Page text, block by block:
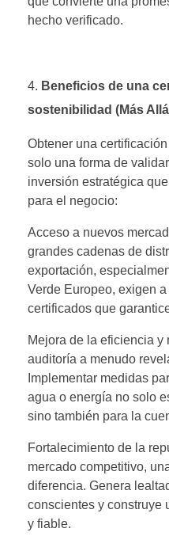
hecho verificado.
Beneficios de una
sostenibilidad (Más
Obtener una
solo una forma de
inversión estratégica
para el negocio:
Acceso a nuevos
grandes cadenas de
exportación,
Verde Europeo, exigen
certificados que
Mejora de la eficiencia y
auditoría a menudo
Implementar medidas
agua o energía no solo
sino también para la
Fortalecimiento de la
mercado competitivo,
diferencia. Genera
conscientes y construye
y fiable.